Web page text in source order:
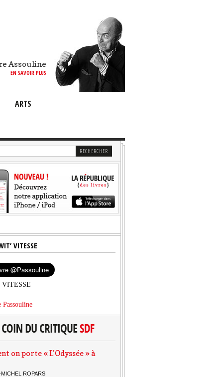
Assouline
EN SAVOIR PLUS
ARTS
VITESSE
VITESSE
Passouline
on porte « L’Odyssée » à
ROPARS